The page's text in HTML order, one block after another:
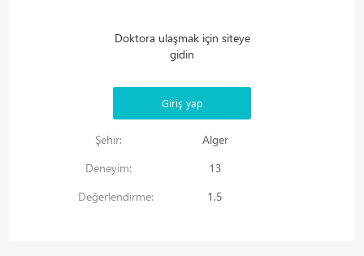
Doktora ulaşmak için siteye
gidin
Giriş yap
Şehir:
Alger
Deneyim:
13
Değerlendirme:
1,5